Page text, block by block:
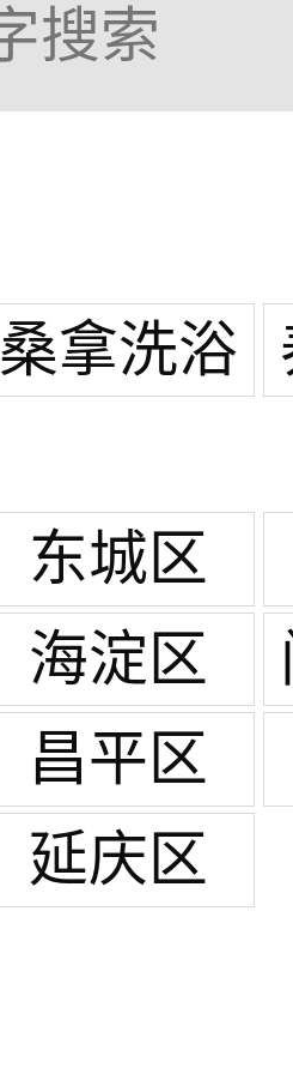
桑拿洗浴
东城区
海淀区
昌平区
延庆区